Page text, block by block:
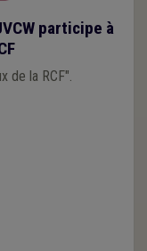
participe à
de la RCF".